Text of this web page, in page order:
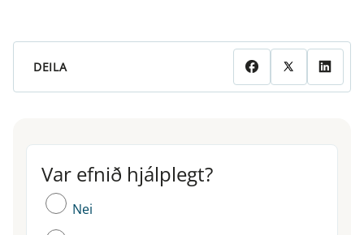
DEILA
Var efnið hjálplegt?
Var efnið hjálplegt?
Nei